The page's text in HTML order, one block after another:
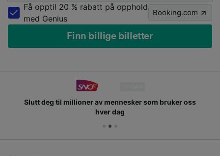
Få opptil 20 % rabatt på opphold
med Genius
Booking.com
Finn billige billetter
Slutt deg til millioner av mennesker som bruker oss
hver dag